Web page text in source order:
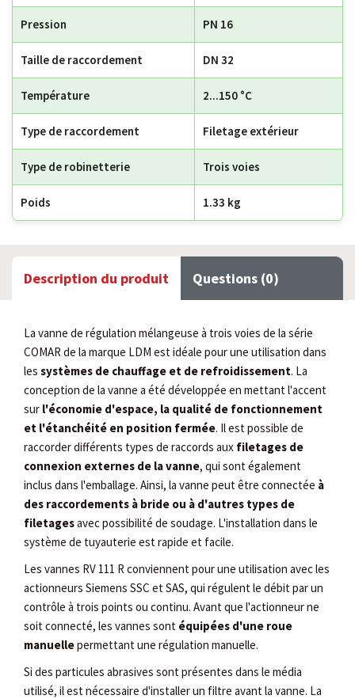
Pression PN 16
Taille de raccordement DN 32
Température 2...150 °C
Type de raccordement Filetage extérieur
Type de robinetterie Trois voies
Poids 1.33 kg
Description du produit Questions (0)
La vanne de régulation mélangeuse à trois voies de la série
COMAR de la marque LDM est idéale pour une utilisation dans
les systèmes de chauffage et de refroidissement. La
conception de la vanne a été développée en mettant l'accent
sur l'économie d'espace, la qualité de fonctionnement
et l'étanchéité en position fermée. Il est possible de
raccorder différents types de raccords aux filetages de
connexion externes de la vanne, qui sont également
inclus dans l'emballage. Ainsi, la vanne peut être connectée à
des raccordements à bride ou à d'autres types de
filetagesavec possibilité de soudage. L'installation dans le
système de tuyauterie est rapide et facile.
Les vannes RV 111 R conviennent pour une utilisation avec les
actionneurs Siemens SSC et SAS, qui régulent le débit par un
contrôle à trois points ou continu. Avant que l'actionneur ne
soit connecté, les vannes sont équipées d'une roue
manuellepermettant une régulation manuelle.
Si des particules abrasives sont présentes dans le média
utilisé, il est nécessaire d'installer un filtre avant la vanne. La